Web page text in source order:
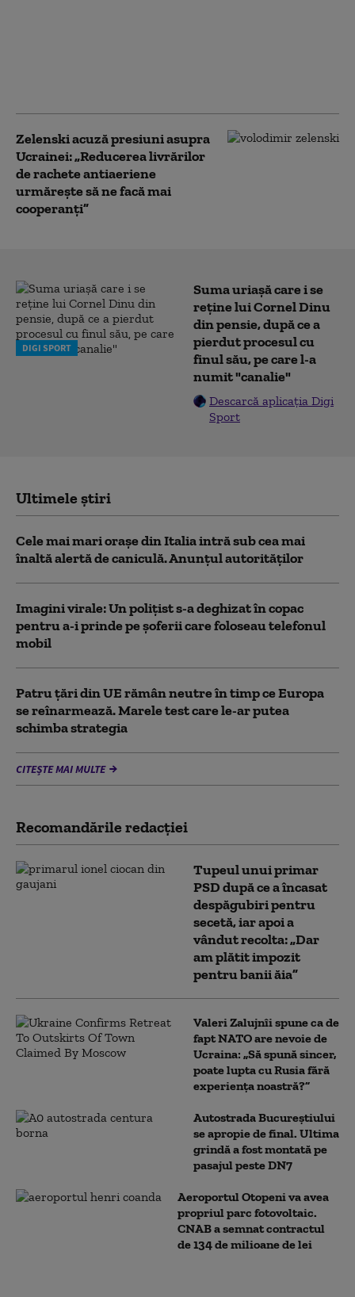
Zelenski acuză presiuni asupra
Ucrainei: „Reducerea livrărilor
de rachete antiaeriene
urmărește să ne facă mai
cooperanți”
DIGI SPORT
Suma uriașă care i se
reține lui Cornel Dinu
din pensie, după ce a
pierdut procesul cu
finul său, pe care l-a
numit "canalie"
Descarcă aplicația Digi
Sport
Ultimele știri
Cele mai mari orașe din Italia intră sub cea mai
înaltă alertă de caniculă. Anunțul autorităților
Imagini virale: Un polițist s-a deghizat în copac
pentru a-i prinde pe șoferii care foloseau telefonul
mobil
Patru țări din UE rămân neutre în timp ce Europa
se reînarmează. Marele test care le-ar putea
schimba strategia
CITEȘTE MAI MULTE
Recomandările redacţiei
Tupeul unui primar
PSD după ce a încasat
despăgubiri pentru
secetă, iar apoi a
vândut recolta: „Dar
am plătit impozit
pentru banii ăia”
Valeri Zalujnîi spune ca de
fapt NATO are nevoie de
Ucraina: „Să spună sincer,
poate lupta cu Rusia fără
experiența noastră?”
Autostrada Bucureștiului
se apropie de final. Ultima
grindă a fost montată pe
pasajul peste DN7
Aeroportul Otopeni va avea
propriul parc fotovoltaic.
CNAB a semnat contractul
de 134 de milioane de lei